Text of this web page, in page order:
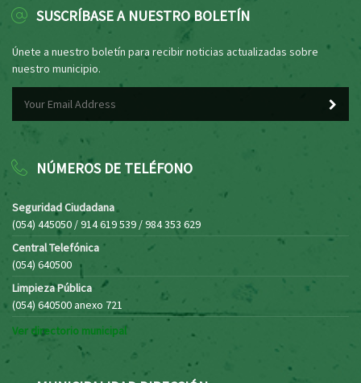
SUSCRÍBASE A NUESTRO BOLETÍN
Únete a nuestro boletín para recibir noticias actualizadas sobre
nuestro municipio.
NÚMEROS DE TELÉFONO
Seguridad Ciudadana
(054) 445050 / 914 619 539 / 984 353 629
Central Telefónica
(054) 640500
Limpieza Pública
(054) 640500 anexo 721
Ver directorio municipal